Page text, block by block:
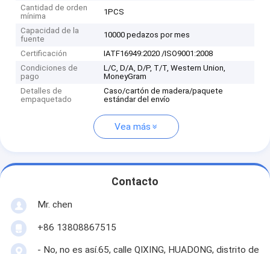
Cantidad de orden
mínima
1PCS
Capacidad de la
fuente
10000 pedazos por mes
Certificación
IATF16949:2020 /ISO9001:2008
Condiciones de
pago
L/C, D/A, D/P, T/T, Western Union,
MoneyGram
Detalles de
empaquetado
Caso/cartón de madera/paquete
estándar del envío
Vea más
Contacto
Mr. chen
+86 13808867515
- No, no es así.65, calle QIXING, HUADONG, distrito de